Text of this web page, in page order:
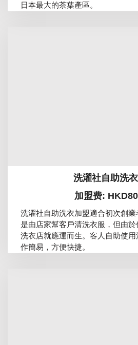
日本最大的茶葉產區。
洗濯社自助洗
加盟费:
洗濯社自助洗衣加盟適合初次創業
是由店家幫客戶清洗衣服，但由
洗衣店就應運而生。客人自助使
作簡易，方便快捷。